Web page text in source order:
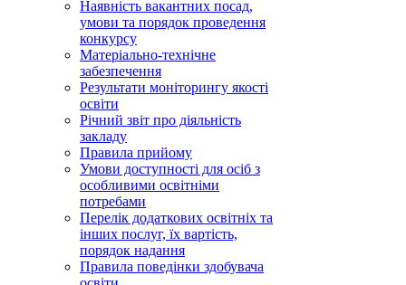
Наявність вакантних посад,
умови та порядок проведення
конкурсу
Матеріально-технічне
забезпечення
Результати моніторингу якості
освіти
Річний звіт про діяльність
закладу
Правила прийому
Умови доступності для осіб з
особливими освітніми
потребами
Перелік додаткових освітніх та
інших послуг, їх вартість,
порядок надання
Правила поведінки здобувача